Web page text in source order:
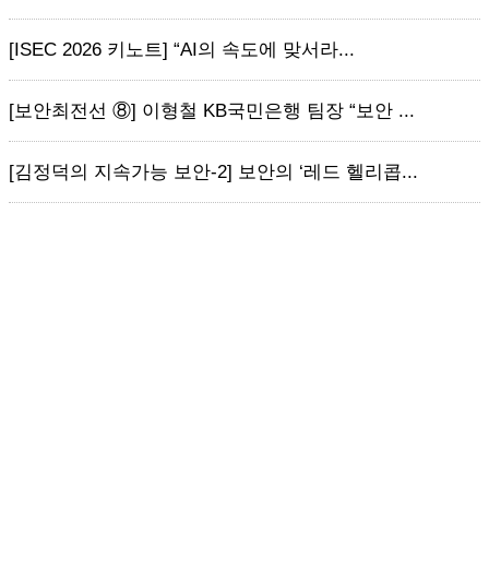
[ISEC 2026 키노트] “AI의 속도에 맞서라...
[보안최전선 ⑧] 이형철 KB국민은행 팀장 “보안 ...
[김정덕의 지속가능 보안-2] 보안의 ‘레드 헬리콥...